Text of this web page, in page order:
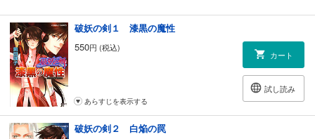
破妖の剣１ 漆黒の魔性
550円 (税込)
カート
試し読み
あらすじを表示する
破妖の剣２ 白焔の罠